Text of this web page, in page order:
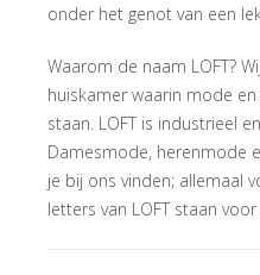
onder het genot van een
Waarom de naam LOFT?
huiskamer waarin mode
staan. LOFT is industrieel
Damesmode, herenmode
je bij ons vinden; allemaal
letters van LOFT staan